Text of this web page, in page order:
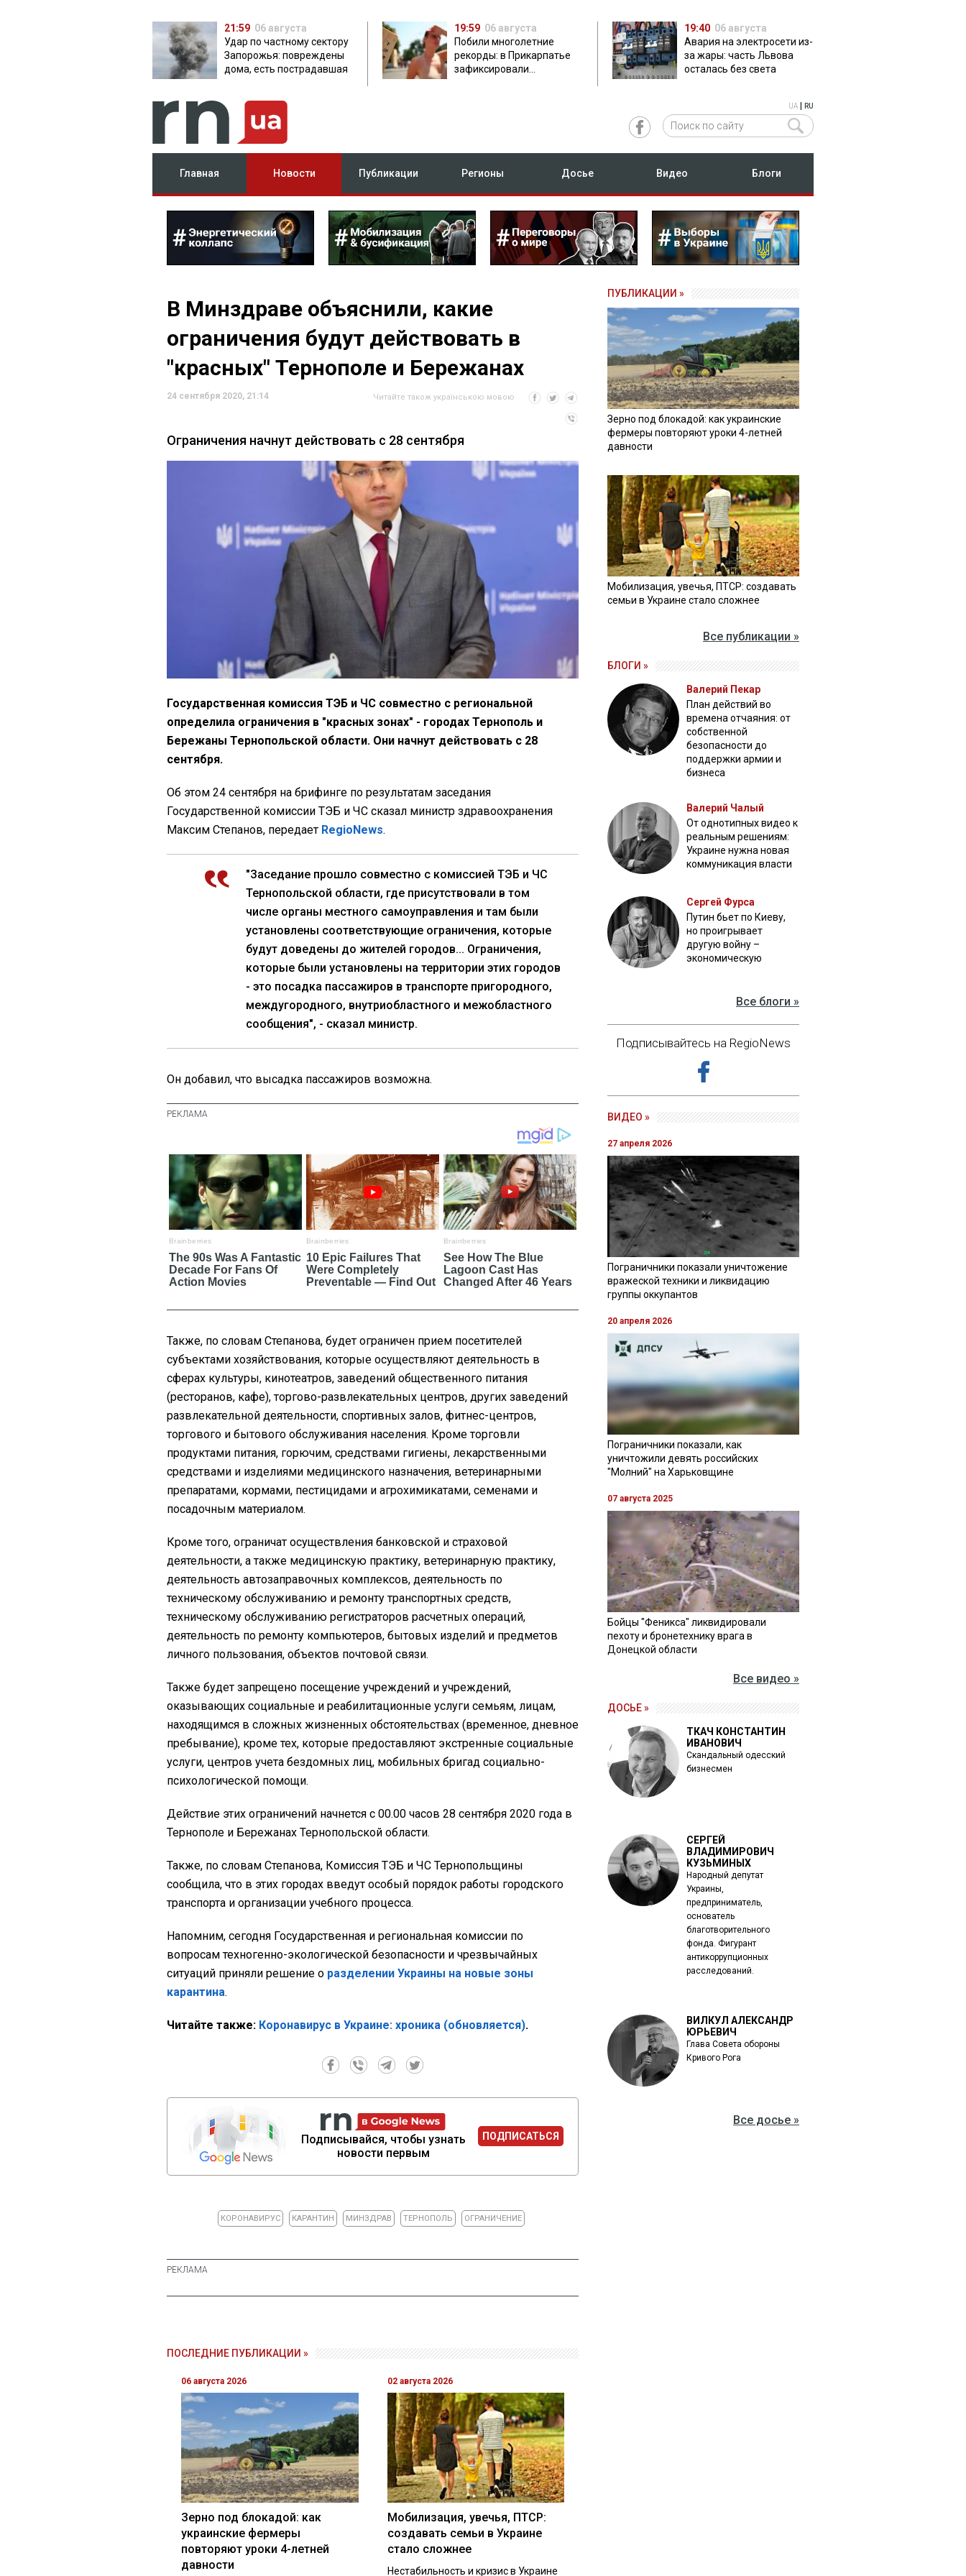
21:59 06 августа
Удар по частному сектору
Запорожья: повреждены
дома, есть пострадавшая
19:59 06 августа
Побили многолетние
рекорды: в Прикарпатье
зафиксировали
19:40 06 августа
Авария на электросети из-
за жары: часть Львова
осталась без света
UA RU
Главная Новости Публикации Регионы Досье Видео Блоги
В Минздраве объяснили, какие
ограничения будут действовать в
"красных" Тернополе и Бережанах
24 сентября 2020, 21:14 Читайте також українською мовою
Ограничения начнут действовать с 28 сентября
Государственная комиссия ТЭБ и ЧС совместно с региональной
определила ограничения в "красных зонах" - городах Тернополь и
Бережаны Тернопольской области. Они начнут действовать с 28
сентября.
Об этом 24 сентября на брифинге по результатам заседания
Государственной комиссии ТЭБ и ЧС сказал министр здравоохранения
Максим Степанов, передает RegioNews.
"Заседание прошло совместно с комиссией ТЭБ и ЧС
Тернопольской области, где присутствовали в том
числе органы местного самоуправления и там были
установлены соответствующие ограничения, которые
будут доведены до жителей городов... Ограничения,
которые были установлены на территории этих городов
- это посадка пассажиров в транспорте пригородного,
междугородного, внутриобластного и межобластного
сообщения", - сказал министр.
Он добавил, что высадка пассажиров возможна.
Также, по словам Степанова, будет ограничен прием посетителей
субъектами хозяйствования, которые осуществляют деятельность в
сферах культуры, кинотеатров, заведений общественного питания
(ресторанов, кафе), торгово-развлекательных центров, других заведений
развлекательной деятельности, спортивных залов, фитнес-центров,
торгового и бытового обслуживания населения. Кроме торговли
продуктами питания, горючим, средствами гигиены, лекарственными
средствами и изделиями медицинского назначения, ветеринарными
препаратами, кормами, пестицидами и агрохимикатами, семенами и
посадочным материалом.
Кроме того, ограничат осуществления банковской и страховой
деятельности, а также медицинскую практику, ветеринарную практику,
деятельность автозаправочных комплексов, деятельность по
техническому обслуживанию и ремонту транспортных средств,
техническому обслуживанию регистраторов расчетных операций,
деятельность по ремонту компьютеров, бытовых изделий и предметов
личного пользования, объектов почтовой связи.
Также будет запрещено посещение учреждений и учреждений,
оказывающих социальные и реабилитационные услуги семьям, лицам,
находящимся в сложных жизненных обстоятельствах (временное, дневное
пребывание), кроме тех, которые предоставляют экстренные социальные
услуги, центров учета бездомных лиц, мобильных бригад социально-
психологической помощи.
Действие этих ограничений начнется с 00.00 часов 28 сентября 2020 года в
Тернополе и Бережанах Тернопольской области.
Также, по словам Степанова, Комиссия ТЭБ и ЧС Тернопольщины
сообщила, что в этих городах введут особый порядок работы городского
транспорта и организации учебного процесса.
Напомним, сегодня Государственная и региональная комиссии по
вопросам техногенно-экологической безопасности и чрезвычайных
ситуаций приняли решение о разделении Украины на новые зоны
карантина.
Читайте также: Коронавирус в Украине: хроника (обновляется).
Подписывайся, чтобы узнать
новости первым
ПОДПИСАТЬСЯ
КОРОНАВИРУС КАРАНТИН МИНЗДРАВ ТЕРНОПОЛЬ ОГРАНИЧЕНИЕ
ПОСЛЕДНИЕ ПУБЛИКАЦИИ »
06 августа 2026
Зерно под блокадой: как
украинские фермеры
повторяют уроки 4-летней
давности
02 августа 2026
Мобилизация, увечья, ПТСР:
создавать семьи в Украине
стало сложнее
Нестабильность и кризис в Украине
ПУБЛИКАЦИИ »
Зерно под блокадой: как украинские
фермеры повторяют уроки 4-летней
давности
Мобилизация, увечья, ПТСР: создавать
семьи в Украине стало сложнее
Все публикации »
БЛОГИ »
Валерий Пекар
План действий во
времена отчаяния: от
собственной
безопасности до
поддержки армии и
бизнеса
Валерий Чалый
От однотипных видео к
реальным решениям:
Украине нужна новая
коммуникация власти
Сергей Фурса
Путин бьет по Киеву,
но проигрывает
другую войну –
экономическую
Все блоги »
Подписывайтесь на RegioNews
ВИДЕО »
27 апреля 2026
Пограничники показали уничтожение
вражеской техники и ликвидацию
группы оккупантов
20 апреля 2026
Пограничники показали, как
уничтожили девять российских
"Молний" на Харьковщине
07 августа 2025
Бойцы "Феникса" ликвидировали
пехоту и бронетехнику врага в
Донецкой области
Все видео »
ДОСЬЕ »
ТКАЧ КОНСТАНТИН
ИВАНОВИЧ
Скандальный одесский
бизнесмен
СЕРГЕЙ
ВЛАДИМИРОВИЧ
КУЗЬМИНЫХ
Народный депутат
Украины,
предприниматель,
основатель
благотворительного
фонда. Фигурант
антикоррупционных
расследований.
ВИЛКУЛ АЛЕКСАНДР
ЮРЬЕВИЧ
Глава Совета обороны
Кривого Рога
Все досье »